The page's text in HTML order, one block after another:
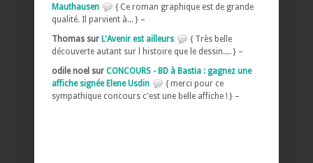
Mauthausen
{ Ce roman graphique est de grande
qualité. Il parvient à... } –
Thomas sur L'Avenir est ailleurs
{ Très belle
découverte autant sur l histoire que le dessin.... } –
odile noel sur CONCOURS - BD à Bastia : gagnez une
affiche signée Elene Usdin
{ merci pour ce
sympathique concours c'est une belle affiche ! } –